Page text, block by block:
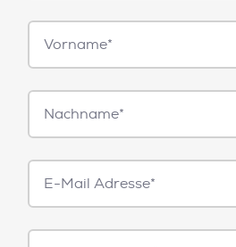
Vorname*
Nachname*
E-
Mail*
Telefonnummer